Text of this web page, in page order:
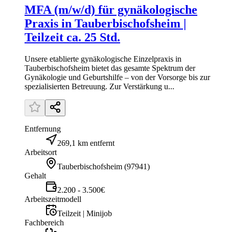
MFA (m/w/d) für gynäkologische
Praxis in Tauberbischofsheim |
Teilzeit ca. 25 Std.
Unsere etablierte gynäkologische Einzelpraxis in
Tauberbischofsheim bietet das gesamte Spektrum der
Gynäkologie und Geburtshilfe – von der Vorsorge bis zur
spezialisierten Betreuung. Zur Verstärkung u...
Entfernung
269,1 km entfernt
Arbeitsort
Tauberbischofsheim (97941)
Gehalt
2.200 - 3.500€
Arbeitszeitmodell
Teilzeit | Minijob
Fachbereich